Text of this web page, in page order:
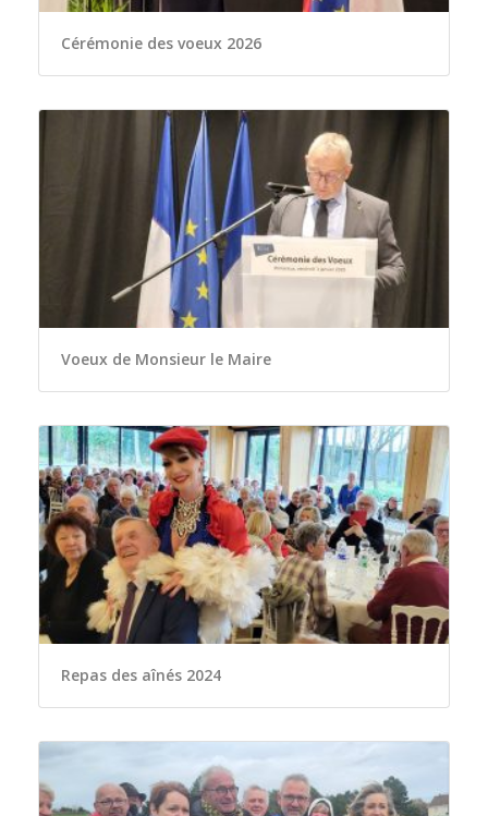
Cérémonie des voeux 2026
Voeux de Monsieur le Maire
Repas des aînés 2024